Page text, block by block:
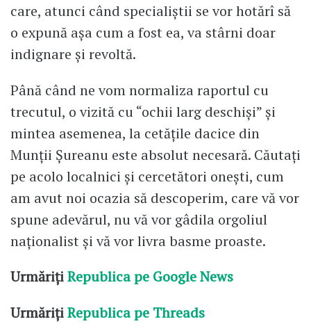
care, atunci când specialiştii se vor hotărî să
o expună aşa cum a fost ea, va stârni doar
indignare şi revoltă.
Până când ne vom normaliza raportul cu
trecutul, o vizită cu “ochii larg deschişi” şi
mintea asemenea, la cetăţile dacice din
Munţii Şureanu este absolut necesară. Căutaţi
pe acolo localnici şi cercetători oneşti, cum
am avut noi ocazia să descoperim, care vă vor
spune adevărul, nu vă vor gâdila orgoliul
naţionalist şi vă vor livra basme proaste.
UrmărițiRepublica pe Google News
UrmărițiRepublica pe Threads